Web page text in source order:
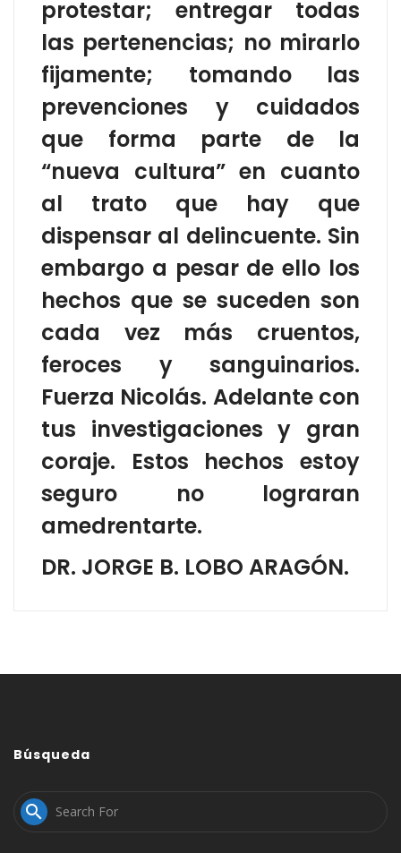
protestar; entregar todas
las pertenencias; no mirarlo
fijamente; tomando las
prevenciones y cuidados
que forma parte de la
“nueva cultura” en cuanto
al trato que hay que
dispensar al delincuente. Sin
embargo a pesar de ello los
hechos que se suceden son
cada vez más cruentos,
feroces y sanguinarios.
Fuerza Nicolás. Adelante con
tus investigaciones y gran
coraje.
Estos hechos estoy
seguro no lograran
amedrentarte.
DR. JORGE B. LOBO ARAGÓN.
Búsqueda
